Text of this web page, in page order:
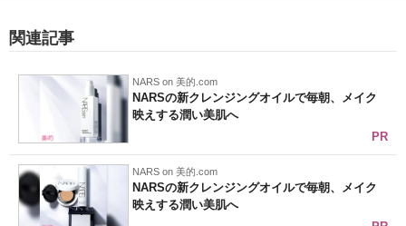
関連記事
NARS on 美的.com
NARSの新クレンジングオイルで毎朝、メイク
映えする潤い美肌へ
PR
NARS on 美的.com
NARSの新クレンジングオイルで毎朝、メイク
映えする潤い美肌へ